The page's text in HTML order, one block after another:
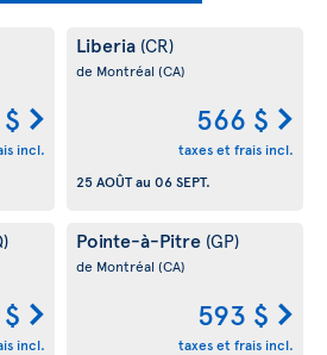
incl.
Liberia (CR)
de Montréal (CA)
566 $
taxes et frais incl.
25 AOÛTau 06 SEPT.
incl.
Pointe-à-Pitre (GP)
de Montréal (CA)
593 $
taxes et frais incl.